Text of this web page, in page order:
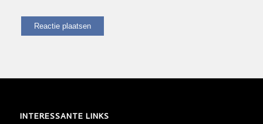
INTERESSANTE LINKS